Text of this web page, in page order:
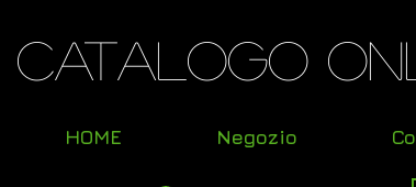
Catalogo
HOME Negozio